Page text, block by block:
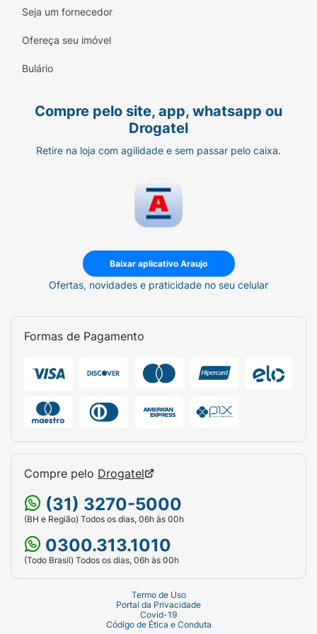
proporciona conforto superior (*Vs. Fraldas
rápida absorção de xixi e cocô líquido em
e evita reações cutâneas e desconfortos;
FÁCIL DE COLOCAR E TIRAR:
simplificado oferece praticidade para os pais,
Seja um fornecedor
Ofereça seu imóvel
Bulário
Compre pelo site, app, whatsapp ou
Drogatel
Retire na loja com agilidade e sem passar pelo caixa.
Baixar aplicativo Araujo
Ofertas, novidades e praticidade no seu celular
Formas de Pagamento
Compre pelo Drogatel
(31) 3270-5000
(BH e Região) Todos os dias, 06h às 00h
0300.313.1010
(Todo Brasil) Todos os dias, 06h às 00h
Termo de Uso
Portal da Privacidade
Covid-19
Código de Ética e Conduta